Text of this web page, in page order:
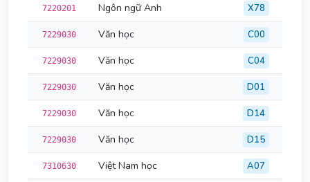
7220201 Ngôn ngữ Anh X78
7229030 Văn học C00
7229030 Văn học C04
7229030 Văn học D01
7229030 Văn học D14
7229030 Văn học D15
7310630 Việt Nam học A07